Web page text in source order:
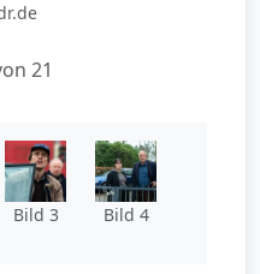
21
Bild 3 Bild 4